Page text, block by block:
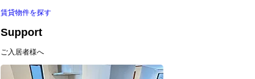
賃貸物件を探す
Support
ご入居者様へ